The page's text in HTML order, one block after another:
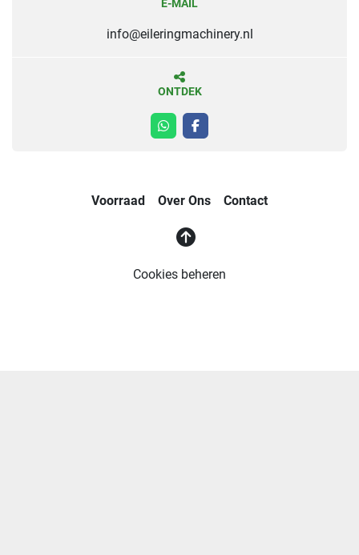
E-MAIL
info@eileringmachinery.nl
ONTDEK
whatsappfacebook
Cookies beheren
Voorraad Over Ons Contact